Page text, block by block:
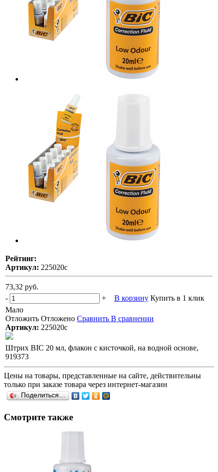
Рейтинг:
Артикул: 225020с
73,32 руб.
-
+ В корзину Купить в 1 клик
Мало
Отложить Отложено Сравнить В сравнении
Артикул: 225020с
Штрих BIC 20 мл, флакон с кисточкой, на водной основе,
919373
Цены на товары, представленные на сайте, действительны
только при заказе товара через интернет-магазин
Поделиться…
Смотрите также